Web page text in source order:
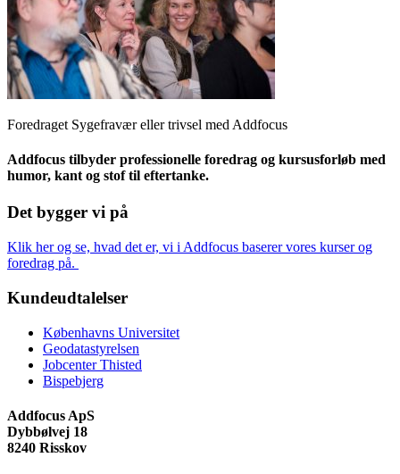
Foredraget Sygefravær eller trivsel med Addfocus
Addfocus tilbyder professionelle foredrag og kursusforløb med
humor, kant og stof til eftertanke.
Det bygger vi på
Klik her og se, hvad det er, vi i Addfocus baserer vores kurser og
foredrag på.
Kundeudtalelser
Københavns Universitet
Geodatastyrelsen
Jobcenter Thisted
Bispebjerg
Addfocus ApS
Dybbølvej 18
8240 Risskov